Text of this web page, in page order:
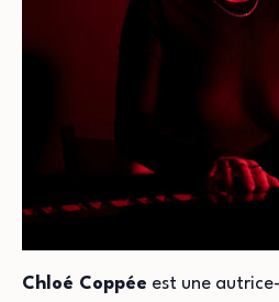
Chloé Coppée est une